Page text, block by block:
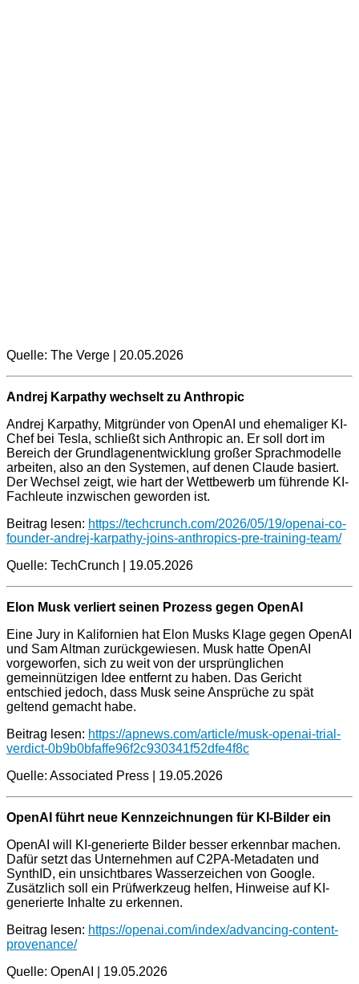
Quelle: The Verge | 20.05.2026
Andrej Karpathy wechselt zu Anthropic
Andrej Karpathy, Mitgründer von OpenAI und ehemaliger KI-
Chef bei Tesla, schließt sich Anthropic an. Er soll dort im
Bereich der Grundlagenentwicklung großer Sprachmodelle
arbeiten, also an den Systemen, auf denen Claude basiert.
Der Wechsel zeigt, wie hart der Wettbewerb um führende KI-
Fachleute inzwischen geworden ist.
Beitrag lesen: https://techcrunch.com/2026/05/19/openai-co-
founder-andrej-karpathy-joins-anthropics-pre-training-team/
Quelle: TechCrunch | 19.05.2026
Elon Musk verliert seinen Prozess gegen OpenAI
Eine Jury in Kalifornien hat Elon Musks Klage gegen OpenAI
und Sam Altman zurückgewiesen. Musk hatte OpenAI
vorgeworfen, sich zu weit von der ursprünglichen
gemeinnützigen Idee entfernt zu haben. Das Gericht
entschied jedoch, dass Musk seine Ansprüche zu spät
geltend gemacht habe.
Beitrag lesen: https://apnews.com/article/musk-openai-trial-
verdict-0b9b0bfaffe96f2c930341f52dfe4f8c
Quelle: Associated Press | 19.05.2026
OpenAI führt neue Kennzeichnungen für KI-Bilder ein
OpenAI will KI-generierte Bilder besser erkennbar machen.
Dafür setzt das Unternehmen auf C2PA-Metadaten und
SynthID, ein unsichtbares Wasserzeichen von Google.
Zusätzlich soll ein Prüfwerkzeug helfen, Hinweise auf KI-
generierte Inhalte zu erkennen.
Beitrag lesen: https://openai.com/index/advancing-content-
provenance/
Quelle: OpenAI | 19.05.2026